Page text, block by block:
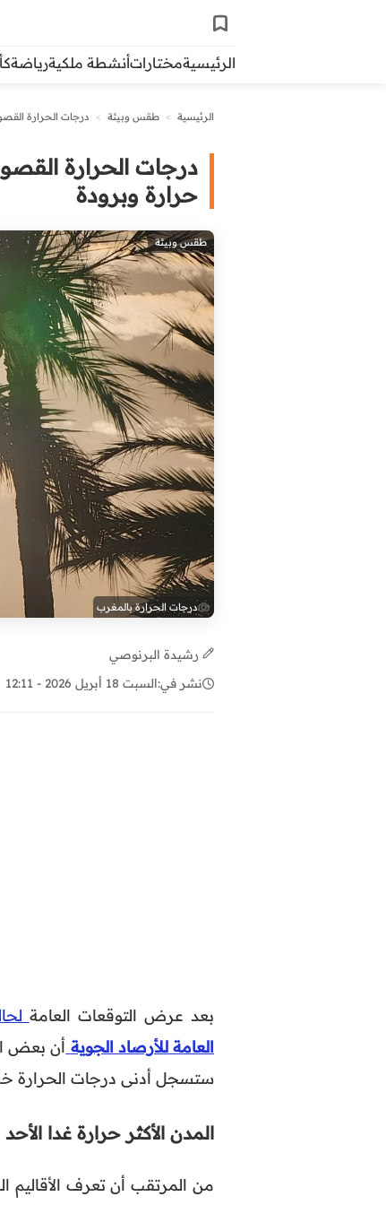
الرئيسيةمختاراتأنشطة ملكيةرياضة
الرئيسية > طقس وبيئة > درجات الحرارة
درجات الحرارة
حرارة وبرودة
طقس وبيئة
درجات الحرارة بالمغرب
رشيدة البرنوصي
نشر في:السبت 18 أبريل 2026 - 12:11
بعد عرض التوقعات العامة
العامة للأرصاد الجوية أن بعض
ستسجل أدنى درجات الحرارة
المدن الأكثر حرارة غدا الأحد
من المرتقب أن تعرف